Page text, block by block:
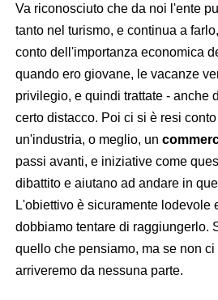
Va riconosciuto che da noi l'ente
tanto nel turismo, e continua a
conto dell'importanza economica
quando ero giovane, le vacanze
privilegio, e quindi trattate - anche
certo distacco. Poi ci si è resi
un'industria, o meglio, un
passi avanti, e iniziative come
dibattito e aiutano ad andare in
L'obiettivo è sicuramente lodevole
dobbiamo tentare di raggiungerlo.
quello che pensiamo, ma se non
arriveremo da nessuna parte.